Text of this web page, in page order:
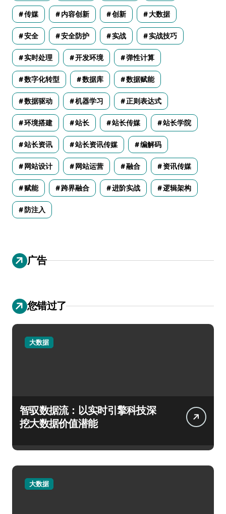
传媒 内容创新 创新 大数据
安全 安全防护 实战 实战技巧
实时处理 开发环境 弹性计算
数字化转型 数据库 数据赋能
数据驱动 机器学习 正则表达式
环境搭建 站长 站长传媒 站长学院
站长资讯 站长资讯传媒 编解码
网站设计 网站运营 融合 资讯传媒
赋能 跨界融合 进阶实战 逻辑架构
防注入
广告
您错过了
大数据
智驭数据流：以实时引擎科技深
挖大数据价值潜能
大数据